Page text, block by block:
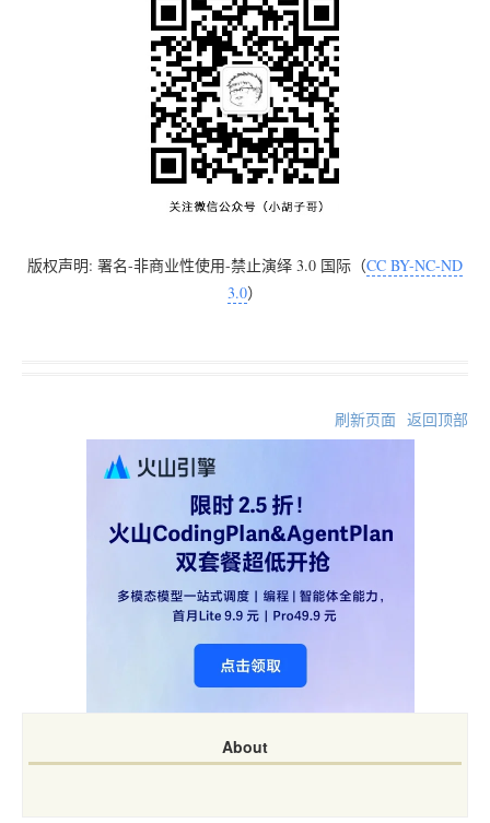
版权声明: 署名-非商业性使用-禁止演绎 3.0 国际（CC BY-NC-ND
3.0）
刷新页面 返回顶部
About